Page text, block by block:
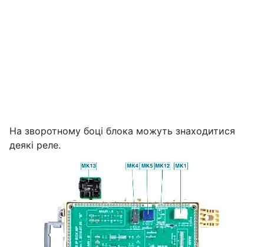
На зворотному боці блока можуть знаходитися
деякі реле.